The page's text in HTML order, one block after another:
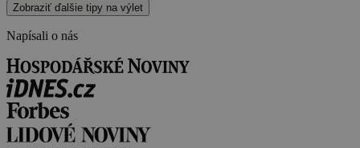
Zobraziť ďalšie tipy na výlet
Napísali o nás